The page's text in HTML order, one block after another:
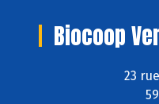
Biocoop
23